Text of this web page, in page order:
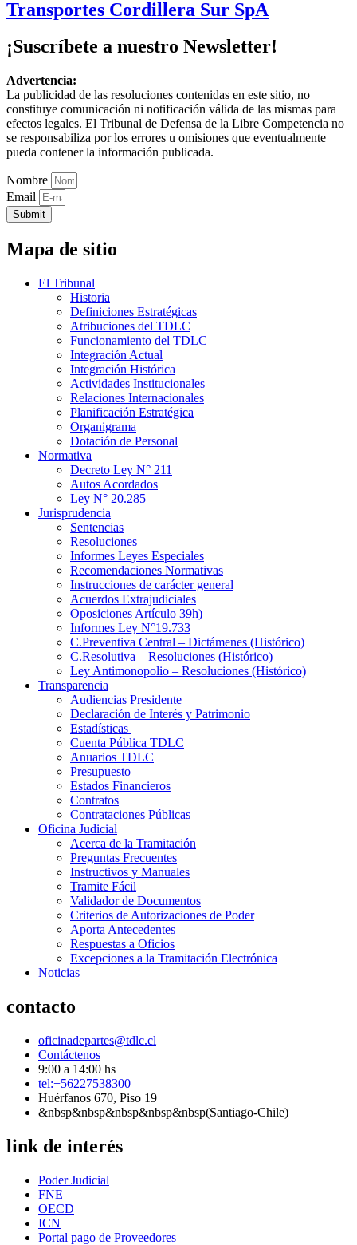
Transportes Cordillera Sur SpA
¡Suscríbete a nuestro Newsletter!
Advertencia:
La publicidad de las resoluciones contenidas en este sitio, no
constituye comunicación ni notificación válida de las mismas para
efectos legales. El Tribunal de Defensa de la Libre Competencia no
se responsabiliza por los errores u omisiones que eventualmente
pueda contener la información publicada.
Nombre
Email
Submit
Mapa de sitio
El Tribunal
Historia
Definiciones Estratégicas
Atribuciones del TDLC
Funcionamiento del TDLC
Integración Actual
Integración Histórica
Actividades Institucionales
Relaciones Internacionales
Planificación Estratégica
Organigrama
Dotación de Personal
Normativa
Decreto Ley N° 211
Autos Acordados
Ley N° 20.285
Jurisprudencia
Sentencias
Resoluciones
Informes Leyes Especiales
Recomendaciones Normativas
Instrucciones de carácter general
Acuerdos Extrajudiciales
Oposiciones Artículo 39h)
Informes Ley N°19.733
C.Preventiva Central – Dictámenes (Histórico)
C.Resolutiva – Resoluciones (Histórico)
Ley Antimonopolio – Resoluciones (Histórico)
Transparencia
Audiencias Presidente
Declaración de Interés y Patrimonio
Estadísticas
Cuenta Pública TDLC
Anuarios TDLC
Presupuesto
Estados Financieros
Contratos
Contrataciones Públicas
Oficina Judicial
Acerca de la Tramitación
Preguntas Frecuentes
Instructivos y Manuales
Tramite Fácil
Validador de Documentos
Criterios de Autorizaciones de Poder
Aporta Antecedentes
Respuestas a Oficios
Excepciones a la Tramitación Electrónica
Noticias
contacto
oficinadepartes@tdlc.cl
Contáctenos
9:00 a 14:00 hs
tel:+56227538300
Huérfanos 670, Piso 19
&nbsp&nbsp&nbsp&nbsp&nbsp(Santiago-Chile)
link de interés
Poder Judicial
FNE
OECD
ICN
Portal pago de Proveedores